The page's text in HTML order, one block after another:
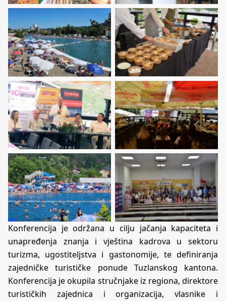
Konferencija je održana u cilju jačanja kapaciteta i
unapređenja znanja i vještina kadrova u sektoru
turizma, ugostiteljstva i gastonomije, te definiranja
zajedničke turističke ponude Tuzlanskog kantona.
Konferencija je okupila stručnjake iz regiona, direktore
turističkih zajednica i organizacija, vlasnike i